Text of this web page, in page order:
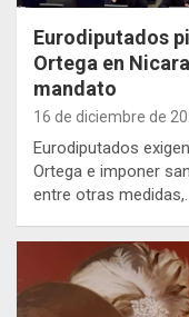
Eurodiputados
Ortega en
mandato
16 de diciembre de
Eurodiputados
Ortega e imponer
entre otras